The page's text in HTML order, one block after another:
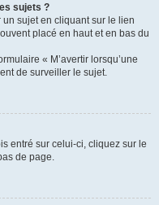
sujets ?
sujet en cliquant sur le lien
placé en haut et en bas du
« M’avertir lorsqu’une
de surveiller le sujet.
entré sur celui-ci, cliquez sur le
de page.